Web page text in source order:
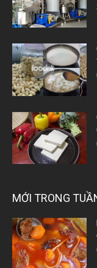
MỚI TRONG